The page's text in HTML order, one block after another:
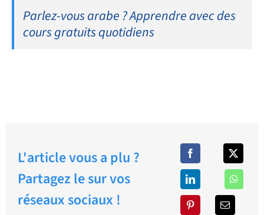
Parlez-vous arabe ? Apprendre avec des
cours gratuits quotidiens
L'article vous a plu ?
Partagez le sur vos
réseaux sociaux !